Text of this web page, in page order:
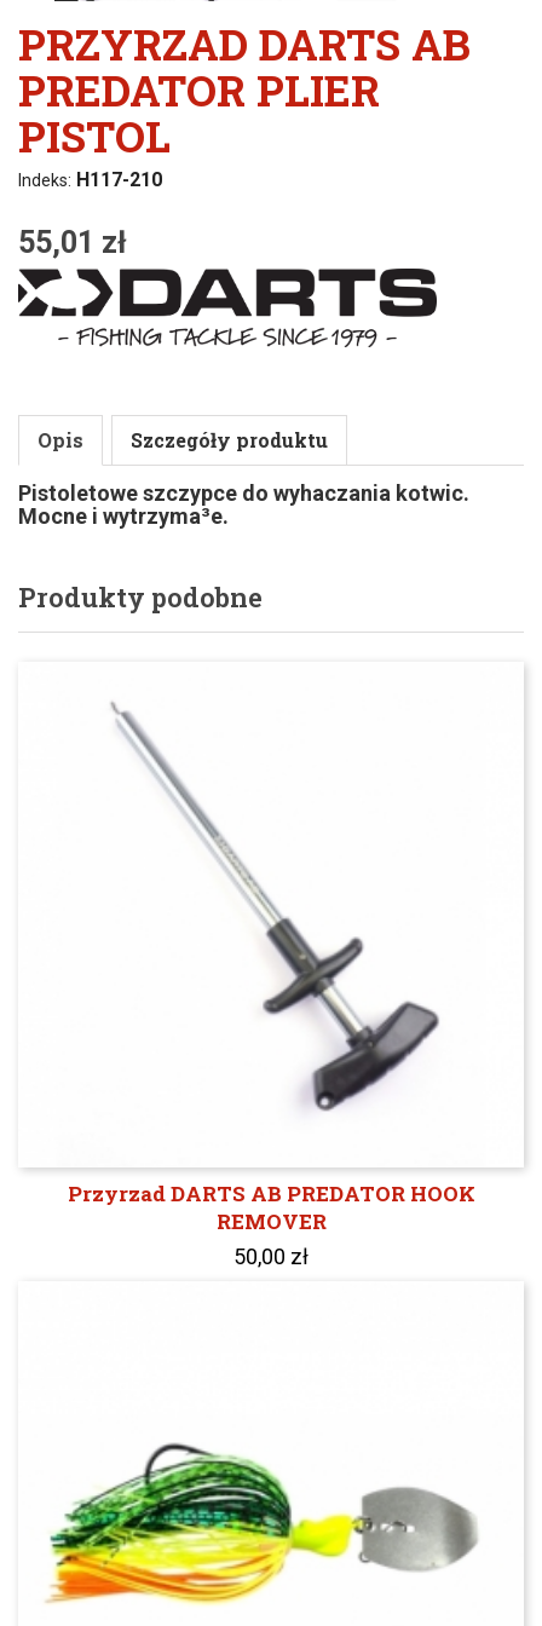
PRZYRZAD DARTS AB
PREDATOR PLIER
PISTOL
Indeks: H117-210
55,01 zł
Opis Szczegóły produktu
Pistoletowe szczypce do wyhaczania kotwic.
Mocne i wytrzyma³e.
Produkty podobne
Przyrzad DARTS AB PREDATOR HOOK
REMOVER
50,00 zł